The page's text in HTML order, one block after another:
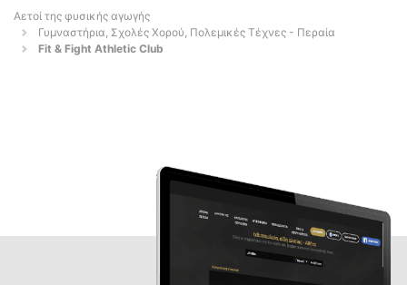
Αετοί της φυσικής αγωγής
Γυμναστήρια, Σχολές Χορού, Πολεμικές Τέχνες - Περαία
Fit & Fight Athletic Club